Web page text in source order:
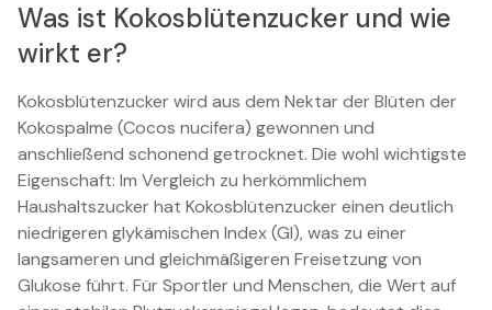
Was ist Kokosblütenzucker und wie
wirkt er?
Kokosblütenzucker wird aus dem Nektar der Blüten der
Kokospalme (Cocos nucifera) gewonnen und
anschließend schonend getrocknet. Die wohl wichtigste
Eigenschaft: Im Vergleich zu herkömmlichem
Haushaltszucker hat Kokosblütenzucker einen deutlich
niedrigeren glykämischen Index (GI), was zu einer
langsameren und gleichmäßigeren Freisetzung von
Glukose führt. Für Sportler und Menschen, die Wert auf